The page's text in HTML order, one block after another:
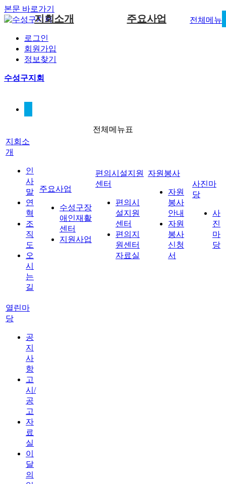
본문 바로가기
로그인
회원가입
정보찾기
수성구지회
지회소개
인사말
연혁
조직도
주요사업 전체메뉴
전체메뉴표
지회소
개
인
사
말
연
혁
조
직
도
오
시
는
길
주요사업
수성구장
애인재활
센터
지원사업
편의시설지원
센터
편의시
설지원
센터
편의지
원센터
자료실
자원봉사
자원
봉사
안내
자원
봉사
신청
서
사진마
당
사
진
마
당
열린마
당
공
지
사
항
고
시/
공
고
자
료
실
이
달
의